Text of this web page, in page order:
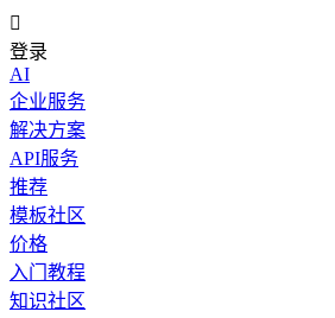

登录
AI
企业服务
解决方案
API服务
推荐
模板社区
价格
入门教程
知识社区